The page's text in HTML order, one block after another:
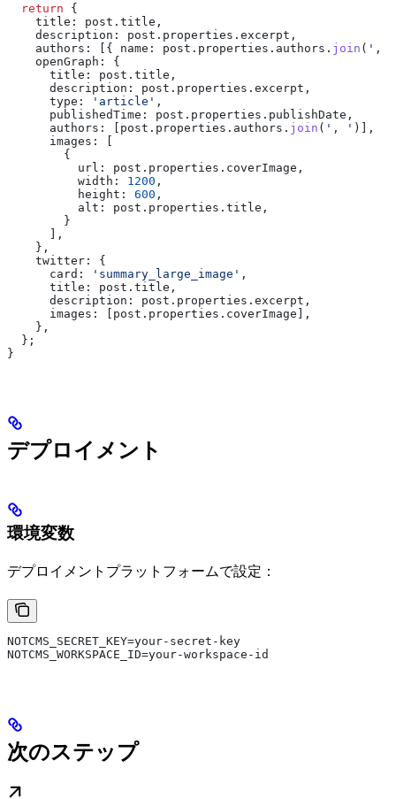
  return
{
    title:
post . title ,
    description:
post . properties . excerpt ,
    authors:
[{ name: post . properties . authors . join ( ', '
    openGraph:
{
      title:
post . title ,
      description:
post . properties . excerpt ,
      type:
'article' ,
      publishedTime:
post . properties . publishDate ,
      authors:
[ post . properties . authors . join ( ', ' )],
      images:
[
        {
          url:
post . properties . coverImage ,
          width:
1200 ,
          height:
600 ,
          alt:
post . properties . title ,
        }
      ],
    },
    twitter:
{
      card:
'summary_large_image' ,
      title:
post . title ,
      description:
post . properties . excerpt ,
      images:
[ post . properties . coverImage ],
    },
  };
}
デプロイメント
環境変数
デプロイメントプラットフォームで設定：
NOTCMS_SECRET_KEY=your-secret-key
NOTCMS_WORKSPACE_ID=your-workspace-id
次のステップ